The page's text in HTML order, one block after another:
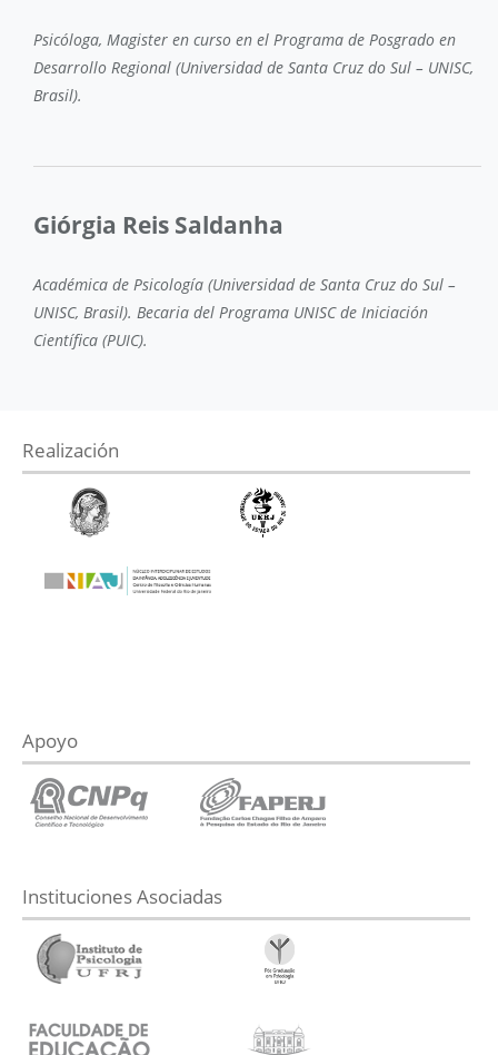
Psicóloga, Magister en curso en el Programa de Posgrado en
Desarrollo Regional (Universidad de Santa Cruz do Sul – UNISC,
Brasil).
Giórgia Reis Saldanha
Académica de Psicología (Universidad de Santa Cruz do Sul –
UNISC, Brasil). Becaria del Programa UNISC de Iniciación
Científica (PUIC).
Realización
Apoyo
Instituciones Asociadas